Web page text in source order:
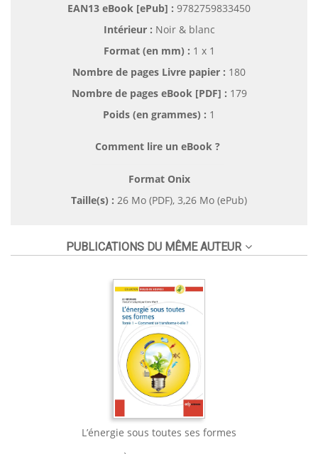
EAN13 eBook [ePub] : 9782759833450
Intérieur : Noir & blanc
Format (en mm) : 1 x 1
Nombre de pages Livre papier : 180
Nombre de pages eBook [PDF] : 179
Poids (en grammes) : 1
Comment lire un eBook ?
Format Onix
Taille(s) : 26 Mo (PDF), 3,26 Mo (ePub)
PUBLICATIONS DU MÊME AUTEUR
L’énergie sous toutes ses formes